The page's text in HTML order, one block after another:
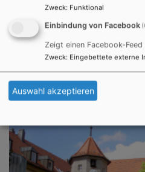
So, 16.8. 17:30-20 Uhr
Öffentliches Fränkisches
Musikantentreffen auf dem
Rödelsee St. Michaelskirche,
Zweck: Funktional
Einbindung von Facebook
Zeigt einen Facebook-Feed
Zweck: Eingebettete externe
Auswahl akzeptieren